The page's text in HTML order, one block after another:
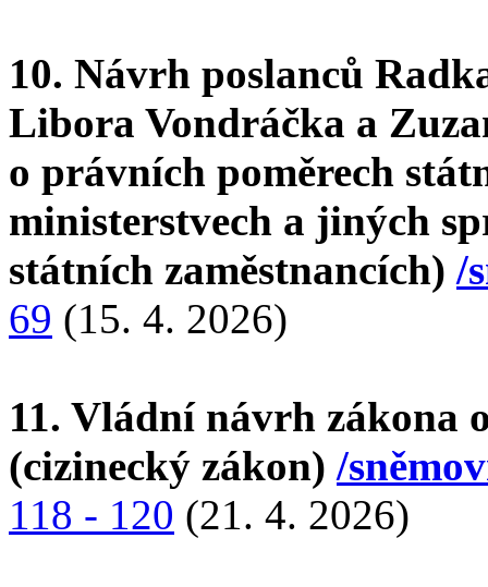
10. Návrh poslanců
Libora Vondráčka a
o právních poměrech
ministerstvech a jiných
státních zaměstnancích) /
69 (15. 4. 2026)
11. Vládní návrh zákona
(cizinecký zákon) /
118 - 120 (21. 4. 2026)